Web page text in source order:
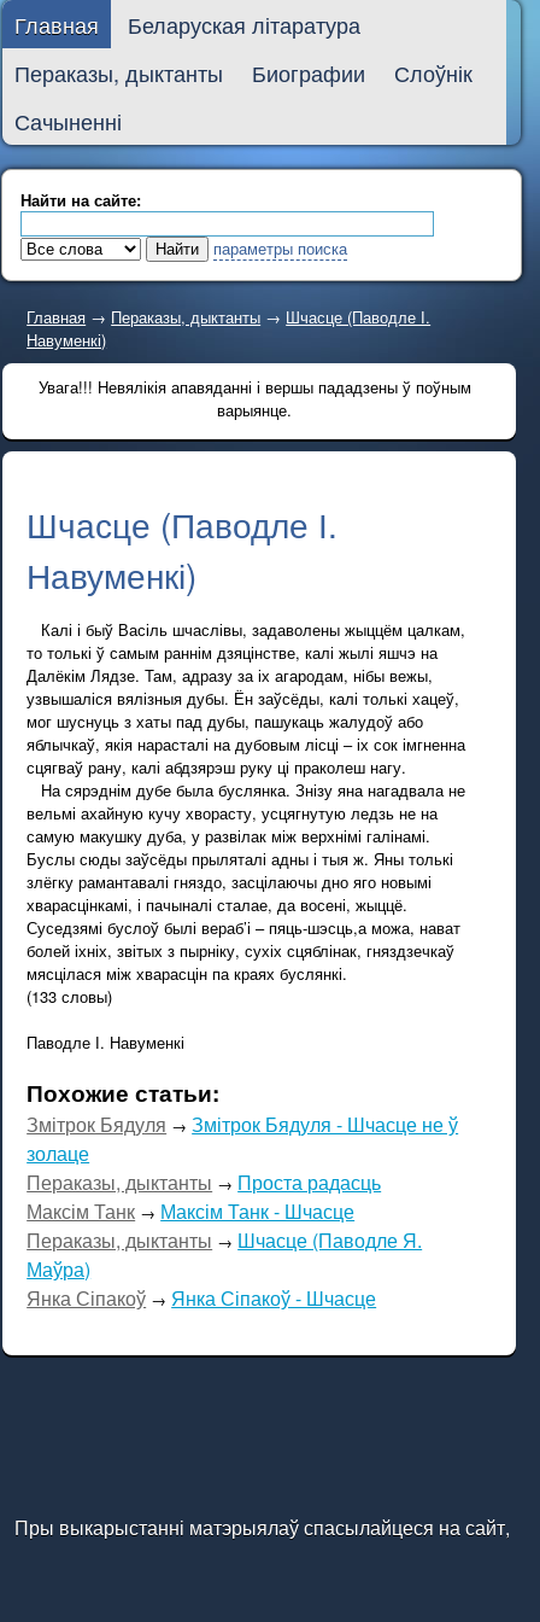
Главная
Беларуская літаратура
Пераказы, дыктанты
Биографии
Слоўнік
Сачыненні
Найти на сайте:
параметры поиска
Главная → Пераказы, дыктанты → Шчасце (Паводле І.
Навуменкі)
Увага!!! Невялікія апавяданні і вершы пададзены ў поўным
варыянце.
Шчасце (Паводле І.
Навуменкі)
Калі і быў Васіль шчаслівы, задаволены жыццём цалкам,
то толькі ў самым раннім дзяцінстве, калі жылі яшчэ на
Далёкім Лядзе. Там, адразу за іх агародам, нібы вежы,
узвышаліся вялізныя дубы. Ён заўсёды, калі толькі хацеў,
мог шуснуць з хаты пад дубы, пашукаць жалудоў або
яблычкаў, якія нарасталі на дубовым лісці – іх сок імгненна
сцягваў рану, калі абдзярэш руку ці праколеш нагу.
На сярэднім дубе была буслянка. Знізу яна нагадвала не
вельмі ахайную кучу хворасту, усцягнутую ледзь не на
самую макушку дуба, у развілак між верхнімі галінамі.
Буслы сюды заўсёды прыляталі адны і тыя ж. Яны толькі
злёгку рамантавалі гняздо, засцілаючы дно яго новымі
хварасцінкамі, і пачыналі сталае, да восені, жыццё.
Суседзямі буслоў былі вераб’і – пяць-шэсць,а можа, нават
болей іхніх, звітых з пырніку, сухіх сцяблінак, гняздзечкаў
мясцілася між хварасцін па краях буслянкі.
(133 словы)
Паводле І. Навуменкі
Похожие статьи:
Змітрок Бядуля →Змітрок Бядуля - Шчасце не ў
золаце
Пераказы, дыктанты → Проста радасць
Максім Танк → Максім Танк - Шчасце
Пераказы, дыктанты → Шчасце (Паводле Я.
Маўра)
Янка Сіпакоў → Янка Сіпакоў - Шчасце
Пры выкарыстанні матэрыялаў спасылайцеся на сайт,